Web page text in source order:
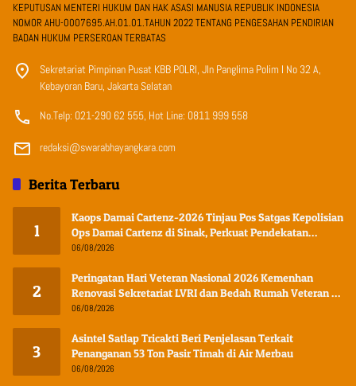
KEPUTUSAN MENTERI HUKUM DAN HAK ASASI MANUSIA REPUBLIK INDONESIA
NOMOR AHU-0007695.AH.01.01.TAHUN 2022 TENTANG PENGESAHAN PENDIRIAN
BADAN HUKUM PERSEROAN TERBATAS
Sekretariat Pimpinan Pusat KBB POLRI, Jln Panglima Polim I No 32 A,
Kebayoran Baru, Jakarta Selatan
No.Telp: 021-290 62 555, Hot Line: 0811 999 558
redaksi@swarabhayangkara.com
Berita Terbaru
1
Kaops Damai Cartenz-2026 Tinjau Pos Satgas Kepolisian
Ops Damai Cartenz di Sinak, Perkuat Pendekatan
Humanis Bersama Masyarakat
06/08/2026
2
Peringatan Hari Veteran Nasional 2026 Kemenhan
Renovasi Sekretariat LVRI dan Bedah Rumah Veteran di
19 Provinsi
06/08/2026
3
Asintel Satlap Tricakti Beri Penjelasan Terkait
Penanganan 53 Ton Pasir Timah di Air Merbau
06/08/2026